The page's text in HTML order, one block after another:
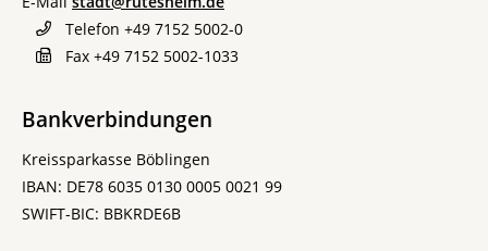
Telefon +49 7152 5002-0
Fax +49 7152 5002-1033
Bankverbindungen
Kreissparkasse Böblingen
IBAN: DE78 6035 0130 0005 0021 99
SWIFT-BIC: BBKRDE6B